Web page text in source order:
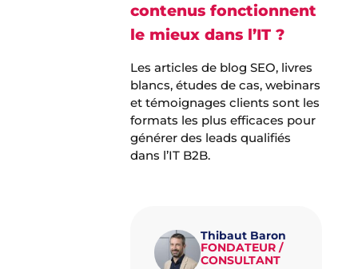
contenus fonctionnent
le mieux dans l’IT ?
Les articles de blog SEO, livres
blancs, études de cas, webinars
et témoignages clients sont les
formats les plus efficaces pour
générer des leads qualifiés
dans l’IT B2B.
Thibaut Baron
FONDATEUR /
CONSULTANT